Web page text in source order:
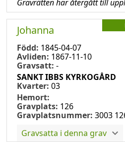
Gravrätten har återgått till
Johanna
Född: 1845-04-07
Avliden: 1867-11-10
Gravsatt: -
SANKT IBBS KYRKOGÅRD
Kvarter: 03
Hemort:
Gravplats: 126
Gravplatsnummer: 3003
Gravsatta i denna grav